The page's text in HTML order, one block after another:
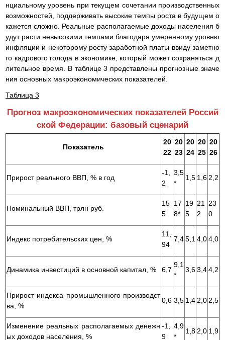
нциальному уровень при текущем сочетании производственных
возможностей, поддерживать высокие темпы роста в будущем о
кажется сложно. Реальные располагаемые доходы населения б
удут расти невысокими темпами благодаря умеренному уровню
инфляции и некоторому росту заработной платы ввиду заметно
го кадрового голода в экономике, который может сохраняться д
лительное время. В таблице 3 представлены прогнозные значе
ния основных макроэкономических показателей.
Таблица 3
Прогноз макроэкономических показателей Россий
ской Федерации: базовый сценарий
Показатель
20
22
20
23
20
24
20
25
20
26
Прирост реального ВВП, % в год
-1,
2
3,5
*
1,5 1,62,2
Номинальный ВВП, трлн руб.
15
5
17
8*
19
5
21
2
23
0
Индекс потребительских цен, %
11,
94
7,45,14,04,0
Динамика инвестиций в основной капитал, % 6,7
9,1
*
3,63,44,2
Прирост индекса промышленного производст
ва, %
0,6 3,5 1,42,02,5
Изменение реальных располагаемых денежн
ых доходов населения, %
-1,
9
4,9
*
1,82,0 1,9